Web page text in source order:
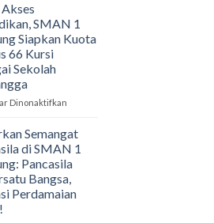
Bali!
Siswa
SMAN
Applied
Biology
Olympiad
2026
SMAN 1
Siapkan Kuota
66 Kursi
Sekolah
Dinonaktifkan
Akses
Pendidikan,
SMAN
1
Bandung
Siapkan
Semangat
di SMAN 1
Pancasila
Bangsa,
Perdamaian